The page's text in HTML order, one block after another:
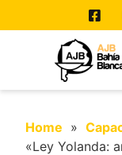
Home »
«Ley Yolanda: